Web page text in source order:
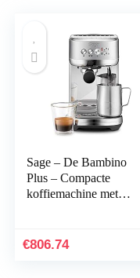
Sage – De Bambino
Plus – Compacte
koffiemachine met
geborsteld roestvrij staal
€806.74